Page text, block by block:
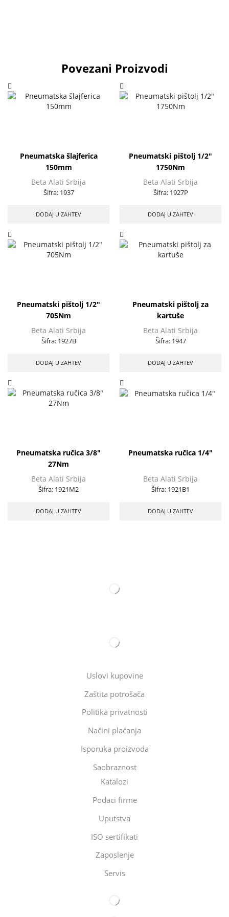
Povezani Proizvodi
Pneumatska šlajferica
150mm
Beta Alati Srbija
Šifra: 1937
DODAJ U ZAHTEV
Pneumatski pištolj 1/2″
1750Nm
Beta Alati Srbija
Šifra: 1927P
DODAJ U ZAHTEV
Pneumatski pištolj 1/2″
705Nm
Beta Alati Srbija
Šifra: 1927B
DODAJ U ZAHTEV
Pneumatski pištolj za
kartuše
Beta Alati Srbija
Šifra: 1947
DODAJ U ZAHTEV
Pneumatska ručica 3/8″
27Nm
Beta Alati Srbija
Šifra: 1921M2
DODAJ U ZAHTEV
Pneumatska ručica 1/4″
Beta Alati Srbija
Šifra: 1921B1
DODAJ U ZAHTEV
Uslovi kupovine
Zaštita potrošača
Politika privatnosti
Načini plaćanja
Isporuka proizvoda
Saobraznost
Katalozi
Podaci firme
Uputstva
ISO sertifikati
Zaposlenje
Servis